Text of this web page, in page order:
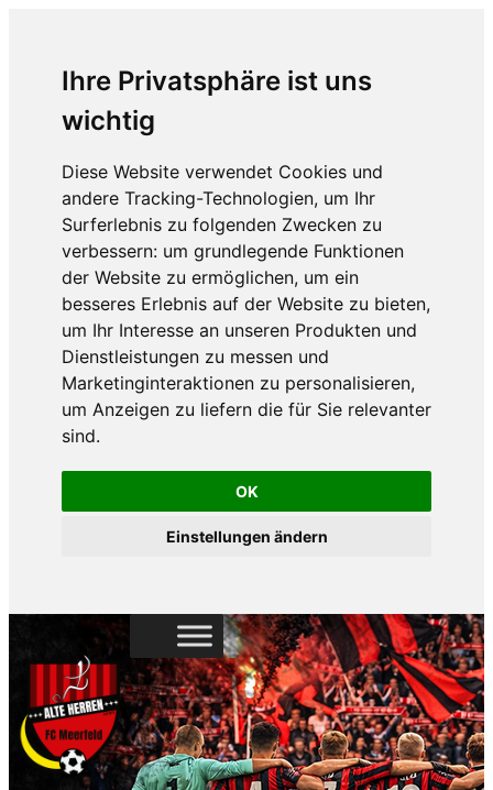
Ihre Privatsphäre ist uns
wichtig
Diese Website verwendet Cookies und
andere Tracking-Technologien, um Ihr
Surferlebnis zu folgenden Zwecken zu
verbessern: um grundlegende Funktionen
der Website zu ermöglichen, um ein
besseres Erlebnis auf der Website zu bieten,
um Ihr Interesse an unseren Produkten und
Dienstleistungen zu messen und
Marketinginteraktionen zu personalisieren,
um Anzeigen zu liefern die für Sie relevanter
sind.
OK
Einstellungen ändern